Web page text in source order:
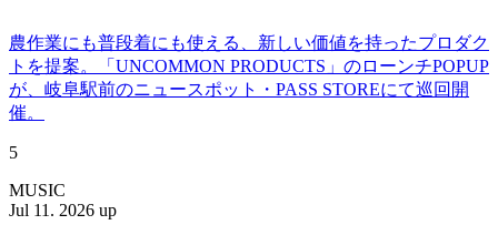
農作業にも普段着にも使える、新しい価値を持ったプロダク
トを提案。「UNCOMMON PRODUCTS」のローンチPOPUP
が、岐阜駅前のニュースポット・PASS STOREにて巡回開
催。
5
MUSIC
Jul 11. 2026 up